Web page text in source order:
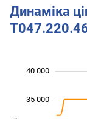
Динаміка
35 000
40 000